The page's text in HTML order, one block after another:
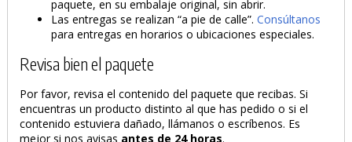
paquete, en su embalaje original, sin abrir.
Las entregas se realizan “a pie de calle”.Consúltanos
para entregas en horarios o ubicaciones especiales.
Revisa bien el paquete
Por favor, revisa el contenido del paquete que recibas. Si
encuentras un producto distinto al que has pedido o si el
contenido estuviera dañado, llámanos o escríbenos. Es
mejor si nos avisas antes de 24 horas.